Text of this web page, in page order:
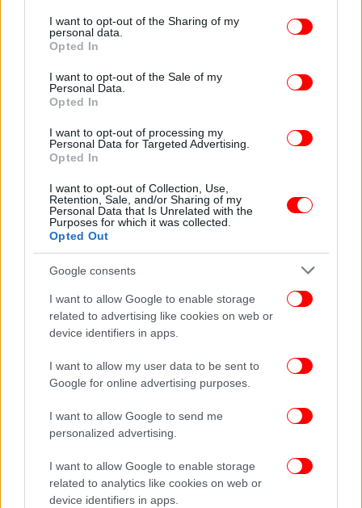
not limited to your visit or usage behaviour. You may click to
grant or deny consent to Google and its third-party tags to
use your data for below specified purposes in below Google
consent section.
I want to opt-out of the Sharing of my
personal data.
Opted In
I want to opt-out of the Sale of my
Personal Data.
Opted In
I want to opt-out of processing my
Personal Data for Targeted Advertising.
Opted In
I want to opt-out of Collection, Use,
Retention, Sale, and/or Sharing of my
Personal Data that Is Unrelated with the
Purposes for which it was collected.
Opted Out
Google consents
I want to allow Google to enable storage
related to advertising like cookies on web or
device identifiers in apps.
I want to allow my user data to be sent to
Google for online advertising purposes.
I want to allow Google to send me
personalized advertising.
I want to allow Google to enable storage
related to analytics like cookies on web or
device identifiers in apps.
Ορέστης Σταυρόπουλος
Διεύθυνση παραγωγής: Έφη Πανουργιά
Social Media – Διαφήμιση: Renegade Media,
Βασίλης Ζαρκαδούλας
Συμπαραγωγή: Τεχνηχώρος Θεατρικές Παραγωγές
Η παράσταση πραγματοποιείται στο πλαίσιο των
100 χρόνων από τη γέννηση του Κώστα Πρετεντέρη.
Ημέρες & Ώρες παραστάσεων
Τετάρτη & Κυριακή: 19.00
Σάββατο 17.30 & 21.00
Προπώληση: